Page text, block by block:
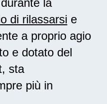
la
di rilassarsi e
a proprio agio
e dotato del
sta
più in